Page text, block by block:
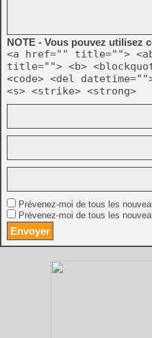
NOTE - Vous pouvez utilisez
<a href="" title="">
title=""> <b>
<code> <del
<s> <strike> <strong>
Prévenez-moi de tous les
Prévenez-moi de tous les